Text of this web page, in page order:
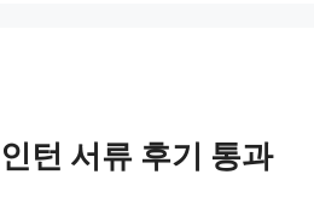
턴 서류 후기 통과